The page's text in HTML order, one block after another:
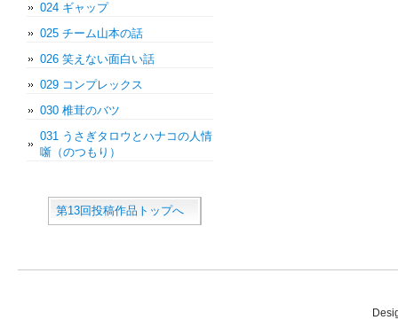
024 ギャップ
025 チーム山本の話
026 笑えない面白い話
029 コンプレックス
030 椎茸のバツ
031 うさぎタロウとハナコの人情
噺（のつもり）
第13回投稿作品トップへ